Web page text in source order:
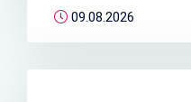
09.08.2026